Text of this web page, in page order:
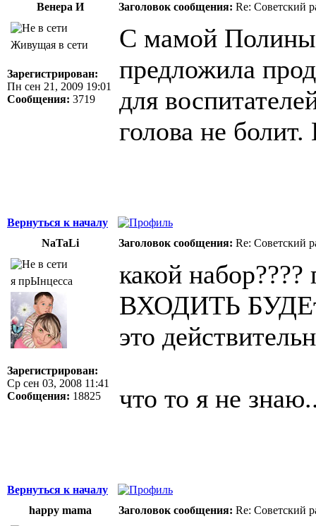
Венера И
Заголовок сообщения: Re: Советский
Живущая в сети
Зарегистрирован:
Пн сен 21, 2009 19:01
Сообщения: 3719
С мамой Полины
предложила
для
голова не
Вернуться к началу
NaTaLi
Заголовок сообщения: Re: Советский
я прЫнцесса
Зарегистрирован:
Ср сен 03, 2008 11:41
Сообщения: 18825
какой
ВХОДИТЬ
это
что то я не
Вернуться к началу
happy mama
Заголовок сообщения: Re: Советский